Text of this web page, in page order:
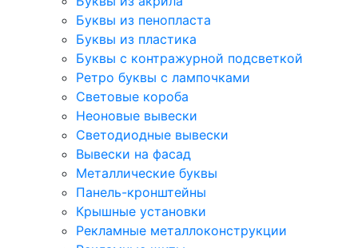
Буквы из пенопласта
Буквы из пластика
Буквы с контражурной подсветкой
Ретро буквы с лампочками
Световые короба
Неоновые вывески
Светодиодные вывески
Вывески на фасад
Металлические буквы
Панель-кронштейны
Крышные установки
Рекламные металлоконструкции